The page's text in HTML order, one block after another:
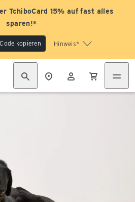
TchiboCard 15% auf fast alles
sparen!*
Code kopieren Hinweis*